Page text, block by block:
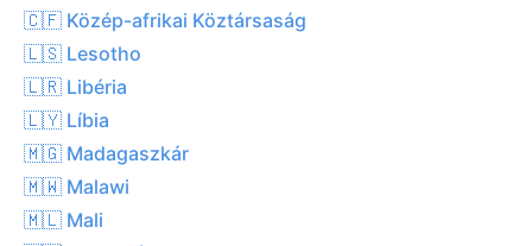
🇨🇫 Közép-afrikai Köztársaság
🇱🇸 Lesotho
🇱🇷 Libéria
🇱🇾 Líbia
🇲🇬 Madagaszkár
🇲🇼 Malawi
🇲🇱 Mali